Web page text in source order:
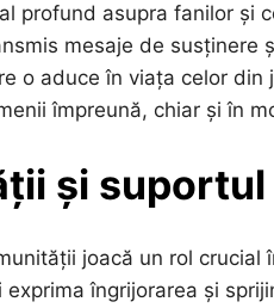
profund asupra fanilor și
mesaje de susținere
o aduce în viața celor
împreună, chiar și în
și
joacă un rol crucial
îngrijorarea și